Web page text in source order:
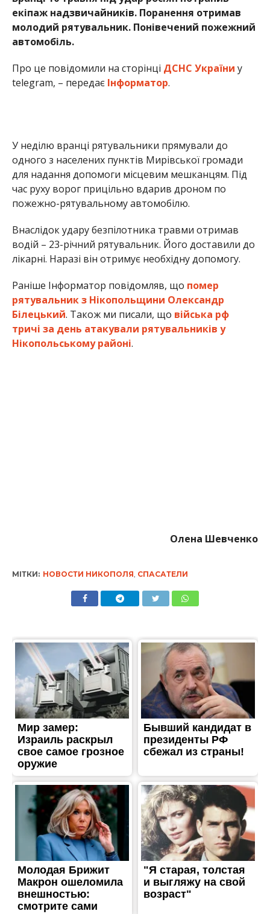
для надання допомоги місцевим мешканцям. Під
час руху ворог прицільно вдарив дроном по
пожежно-рятувальному автомобілю.
водій – 23-річний рятувальник. Його доставили до
лікарні. Наразі він отримує необхідну допомогу.
Білецький. Також ми писали, щовійська рф
тричі за день атакували рятувальників у
Нікопольському районі.
ЖИТТЯ
Блукала серед
оптоволокна ворожих
дронів: у Нікополі
патрульні допомогли
літній жінці
Опубліковано 09.05.2026